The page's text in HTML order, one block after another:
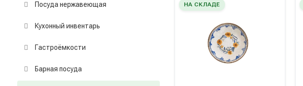
Посуда нержавеющая
Кухонный инвентарь
Гастроёмкости
Барная посуда
НА СКЛАДЕ